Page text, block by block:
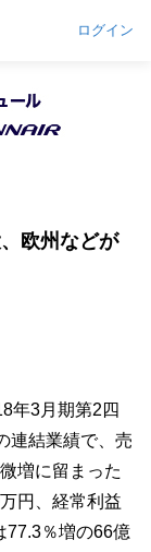
ログイン
欧州などが
年3月期第2四
連結業績で、売
増に留まった
円、経常利益
77.3％増の66億